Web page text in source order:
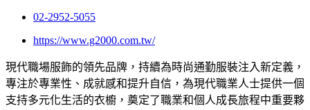
02-2952-5055
https://www.g2000.com.tw/
現代職場服飾的領先品牌，持續為時尚通勤服裝注入新定義，
專注於專業性、成就感和提升自信，為現代職業人士提供一個
支持多元化生活的衣櫥，奠定了職業和個人成長旅程中重要夥